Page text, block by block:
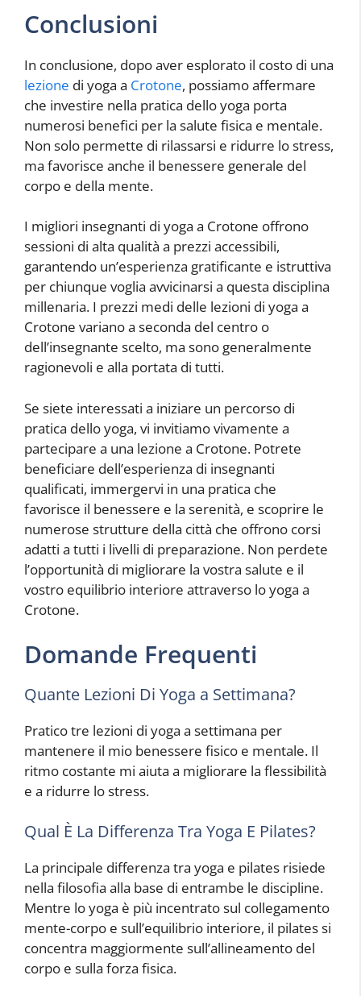
Conclusioni
In conclusione, dopo aver esplorato il costo di una
lezione di yoga a Crotone, possiamo affermare
che investire nella pratica dello yoga porta
numerosi benefici per la salute fisica e mentale.
Non solo permette di rilassarsi e ridurre lo stress,
ma favorisce anche il benessere generale del
corpo e della mente.
I migliori insegnanti di yoga a Crotone offrono
sessioni di alta qualità a prezzi accessibili,
garantendo un’esperienza gratificante e istruttiva
per chiunque voglia avvicinarsi a questa disciplina
millenaria. I prezzi medi delle lezioni di yoga a
Crotone variano a seconda del centro o
dell’insegnante scelto, ma sono generalmente
ragionevoli e alla portata di tutti.
Se siete interessati a iniziare un percorso di
pratica dello yoga, vi invitiamo vivamente a
partecipare a una lezione a Crotone. Potrete
beneficiare dell’esperienza di insegnanti
qualificati, immergervi in una pratica che
favorisce il benessere e la serenità, e scoprire le
numerose strutture della città che offrono corsi
adatti a tutti i livelli di preparazione. Non perdete
l’opportunità di migliorare la vostra salute e il
vostro equilibrio interiore attraverso lo yoga a
Crotone.
Domande Frequenti
Quante Lezioni Di Yoga a Settimana?
Pratico tre lezioni di yoga a settimana per
mantenere il mio benessere fisico e mentale. Il
ritmo costante mi aiuta a migliorare la flessibilità
e a ridurre lo stress.
Qual È La Differenza Tra Yoga E Pilates?
La principale differenza tra yoga e pilates risiede
nella filosofia alla base di entrambe le discipline.
Mentre lo yoga è più incentrato sul collegamento
mente-corpo e sull’equilibrio interiore, il pilates si
concentra maggiormente sull’allineamento del
corpo e sulla forza fisica.